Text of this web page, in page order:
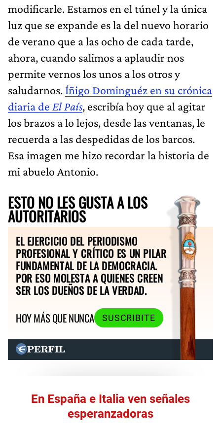
modificarle. Estamos en el túnel y la única
luz que se expande es la del nuevo horario
de verano que a las ocho de cada tarde,
ahora, cuando salimos a aplaudir nos
permite vernos los unos a los otros y
saludarnos. Íñigo Dominguéz en su crónica
diaria de El País, escribía hoy que al agitar
los brazos a lo lejos, desde las ventanas, le
recuerda a las despedidas de los barcos.
Esa imagen me hizo recordar la historia de
mi abuelo Antonio.
ESTO NO LES GUSTA A LOS
AUTORITARIOS
EL EJERCICIO DEL PERIODISMO
PROFESIONAL Y CRÍTICO ES UN PILAR
FUNDAMENTAL DE LA DEMOCRACIA.
POR ESO MOLESTA A QUIENES CREEN
SER LOS DUEÑOS DE LA VERDAD.
HOY MÁS QUE NUNCA
SUSCRIBITE
En España e Italia ven señales
esperanzadoras